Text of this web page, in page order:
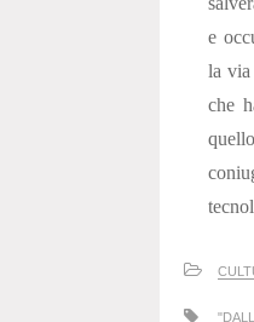
e
la via
che